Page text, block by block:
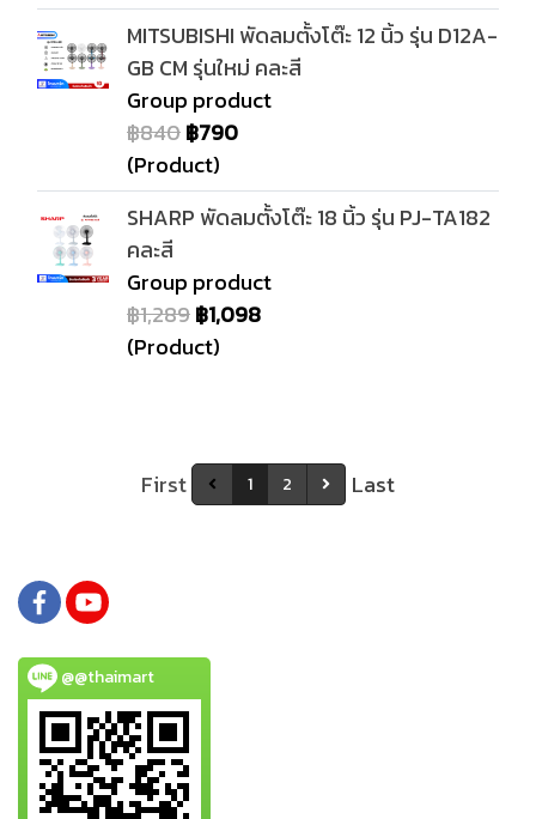
MITSUBISHI พัดลมตั้งโต๊ะ 12 นิ้ว รุ่น D12A-
GB CM รุ่นใหม่ คละสี
Group product
฿840฿790
(Product)
SHARP พัดลมตั้งโต๊ะ 18 นิ้ว รุ่น PJ-TA182
คละสี
Group product
฿1,289฿1,098
(Product)
First 1 2 Last
@@thaimart